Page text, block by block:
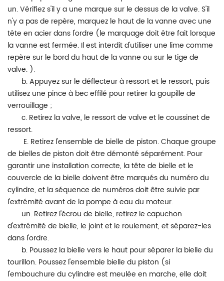
un. Vérifiez s'il y a une marque sur le dessus de la valve. S'il
n'y a pas de repère, marquez le haut de la vanne avec une
tête en acier dans l'ordre (le marquage doit être fait lorsque
la vanne est fermée. Il est interdit d'utiliser une lime comme
repère sur le bord du haut de la vanne ou sur le tige de
valve. );
b. Appuyez sur le déflecteur à ressort et le ressort, puis
utilisez une pince à bec effilé pour retirer la goupille de
verrouillage ;
c. Retirez la valve, le ressort de valve et le coussinet de
ressort.
E. Retirez l'ensemble de bielle de piston. Chaque groupe
de bielles de piston doit être démonté séparément. Pour
garantir une installation correcte, la tête de bielle et le
couvercle de la bielle doivent être marqués du numéro du
cylindre, et la séquence de numéros doit être suivie par
l'extrémité avant de la pompe à eau du moteur.
un. Retirez l'écrou de bielle, retirez le capuchon
d'extrémité de bielle, le joint et le roulement, et séparez-les
dans l'ordre.
b. Poussez la bielle vers le haut pour séparer la bielle du
tourillon. Poussez l'ensemble bielle du piston (si
l'embouchure du cylindre est meulée en marche, elle doit